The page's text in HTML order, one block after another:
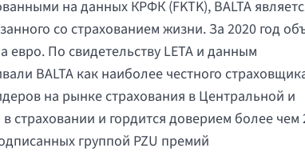
на данных КРФК (FKTK), BALTA
со страхованием жизни. За 2020 год
По свидетельству LETA и данным
BALTA как наиболее честного
на рынке страхования в Центральной и
и гордится доверием более чем
группой PZU премий